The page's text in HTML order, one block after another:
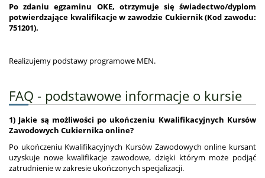
Po zdaniu egzaminu OKE, otrzymuje się świadectwo/dyplom
potwierdzające kwalifikacje w zawodzie Cukiernik(Kod zawodu:
751201).
Realizujemy podstawy programowe MEN.
FAQ - podstawowe informacje o kursie
1) Jakie są możliwości po ukończeniu Kwalifikacyjnych Kursów
Zawodowych Cukiernika online?
Po ukończeniu Kwalifikacyjnych Kursów Zawodowych online kursant
uzyskuje nowe kwalifikacje zawodowe, dzięki którym może podjąć
zatrudnienie w zakresie ukończonych specjalizacji.